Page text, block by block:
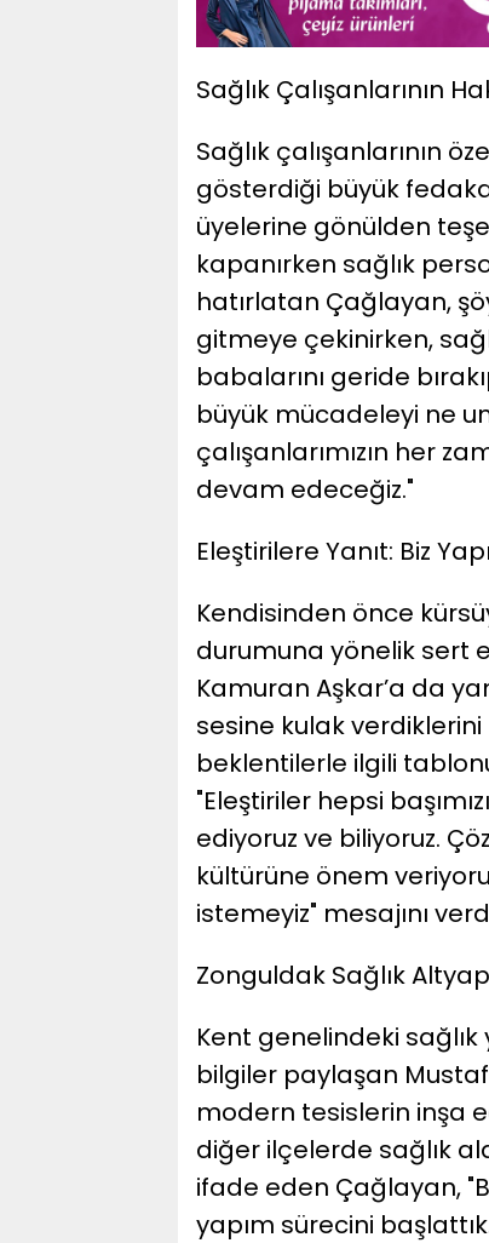
Sağlık Çalışanlarının
​Sağlık çalışanlarının
gösterdiği büyük
üyelerine gönülden
kapanırken sağlık
hatırlatan Çağlayan,
gitmeye çekinirken,
babalarını geride
büyük mücadeleyi ne
çalışanlarımızın her
devam edeceğiz."
​Eleştirilere Yanıt: Biz
​Kendisinden önce
durumuna yönelik sert
Kamuran Aşkar’a da
sesine kulak
beklentilerle ilgili
"Eleştiriler hepsi
ediyoruz ve biliyoruz.
kültürüne önem
istemeyiz" mesajını
​Zonguldak Sağlık
​Kent genelindeki sağlık
bilgiler paylaşan
modern tesislerin inşa
diğer ilçelerde sağlık
ifade eden Çağlayan,
yapım sürecini